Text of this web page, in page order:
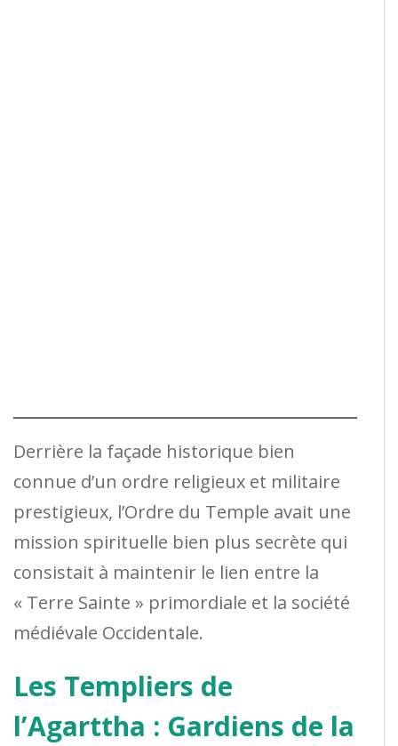
Derrière la façade historique bien
connue d’un ordre religieux et militaire
prestigieux, l’Ordre du Temple avait une
mission spirituelle bien plus secrète qui
consistait à maintenir le lien entre la
« Terre Sainte » primordiale et la société
médiévale Occidentale.
Les Templiers de
l’Agarttha : Gardiens de la